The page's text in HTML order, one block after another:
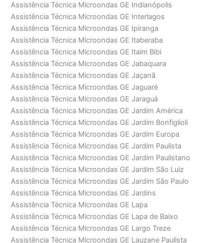
Assistência Técnica Microondas GE Indianópolis
Assistência Técnica Microondas GE Interlagos
Assistência Técnica Microondas GE Ipiranga
Assistência Técnica Microondas GE Itaberaba
Assistência Técnica Microondas GE Itaim Bibi
Assistência Técnica Microondas GE Jabaquara
Assistência Técnica Microondas GE Jaçanã
Assistência Técnica Microondas GE Jaguaré
Assistência Técnica Microondas GE Jaraguá
Assistência Técnica Microondas GE Jardim América
Assistência Técnica Microondas GE Jardim Bonfiglioli
Assistência Técnica Microondas GE Jardim Europa
Assistência Técnica Microondas GE Jardim Paulista
Assistência Técnica Microondas GE Jardim Paulistano
Assistência Técnica Microondas GE Jardim São Luiz
Assistência Técnica Microondas GE Jardim São Paulo
Assistência Técnica Microondas GE Jardins
Assistência Técnica Microondas GE Lapa
Assistência Técnica Microondas GE Lapa de Baixo
Assistência Técnica Microondas GE Largo Treze
Assistência Técnica Microondas GE Lauzane Paulista